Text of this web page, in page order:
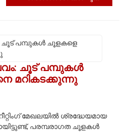
ചൂട് പമ്പുകൾ
മറികടക്കുന്നു
മേഖലയിൽ ശ്രദ്ധേയമായ
പരമ്പരാഗത ചൂളകൾ